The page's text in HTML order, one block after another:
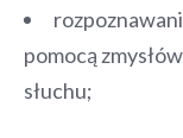
pomocą
słuchu;